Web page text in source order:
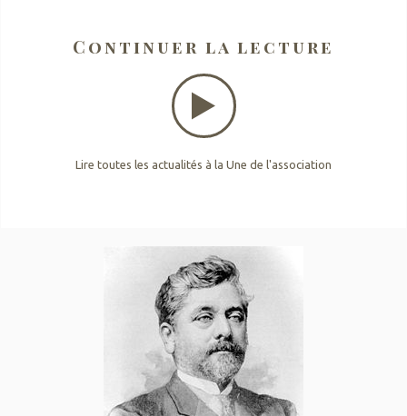
Continuer la lecture
Lire toutes les actualités à la Une de l'association